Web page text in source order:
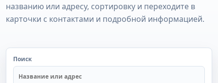
названию или адресу, сортировку и переходите в
карточки с контактами и подробной информацией.
Поиск